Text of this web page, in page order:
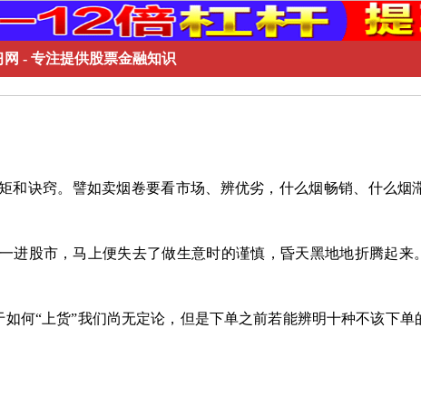
网 - 专注提供股票金融知识
诀窍。譬如卖烟卷要看市场、辨优劣，什么烟畅销、什么烟
股市，马上便失去了做生意时的谨慎，昏天黑地地折腾起来
何“上货”我们尚无定论，但是下单之前若能辨明十种不该下